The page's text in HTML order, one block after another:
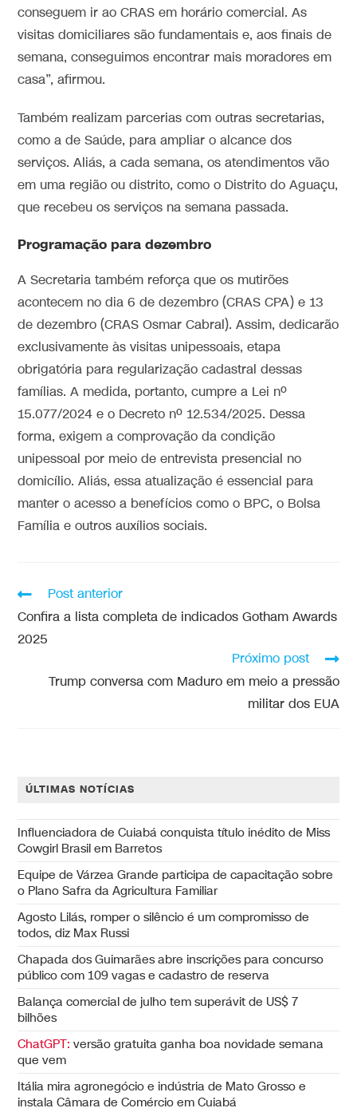
conseguem ir ao CRAS em horário comercial. As
visitas domiciliares são fundamentais e, aos finais de
semana, conseguimos encontrar mais moradores em
casa”, afirmou.
Também realizam parcerias com outras secretarias,
como a de Saúde, para ampliar o alcance dos
serviços. Aliás, a cada semana, os atendimentos vão
em uma região ou distrito, como o Distrito do Aguaçu,
que recebeu os serviços na semana passada.
Programação para dezembro
A Secretaria também reforça que os mutirões
acontecem no dia 6 de dezembro (CRAS CPA) e 13
de dezembro (CRAS Osmar Cabral). Assim, dedicarão
exclusivamente às visitas unipessoais, etapa
obrigatória para regularização cadastral dessas
famílias. A medida, portanto, cumpre a Lei nº
15.077/2024 e o Decreto nº 12.534/2025. Dessa
forma, exigem a comprovação da condição
unipessoal por meio de entrevista presencial no
domicílio. Aliás, essa atualização é essencial para
manter o acesso a benefícios como o BPC, o Bolsa
Família e outros auxílios sociais.
Post anterior
Confira a lista completa de indicados Gotham Awards
2025
Próximo post
Trump conversa com Maduro em meio a pressão
militar dos EUA
ÚLTIMAS NOTÍCIAS
Influenciadora de Cuiabá conquista título inédito de Miss
Cowgirl Brasil em Barretos
Equipe de Várzea Grande participa de capacitação sobre
o Plano Safra da Agricultura Familiar
Agosto Lilás, romper o silêncio é um compromisso de
todos, diz Max Russi
Chapada dos Guimarães abre inscrições para concurso
público com 109 vagas e cadastro de reserva
Balança comercial de julho tem superávit de US$ 7
bilhões
ChatGPT: versão gratuita ganha boa novidade semana
que vem
Itália mira agronegócio e indústria de Mato Grosso e
instala Câmara de Comércio em Cuiabá